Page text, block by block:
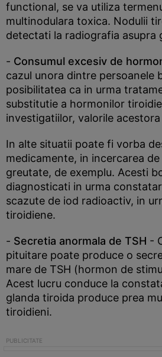
functional, se va utiliza
multinodulara toxica. Nodulii
detectati la radiografia asupra
- Consumul excesiv de
cazul unora dintre persoanele
posibilitatea ca in urma
substitutie a hormonilor
investigatiilor, valorile
In alte situatii poate fi vorba
medicamente, in incercarea de
greutate, de exemplu. Acesti
diagnosticati in urma
scazute de iod radioactiv, in
tiroidiene.
- Secretia anormala de TSH -
pituitare poate produce o
mare de TSH (hormon de
Acest lucru conduce la
glanda tiroida produce prea
tiroidieni.